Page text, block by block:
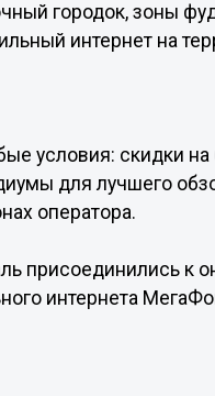
городок, зоны
интернет на
условия: скидки
для лучшего
оператора.
присоединились к
интернета